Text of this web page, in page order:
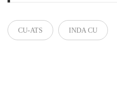
CU-ATS INDA CU